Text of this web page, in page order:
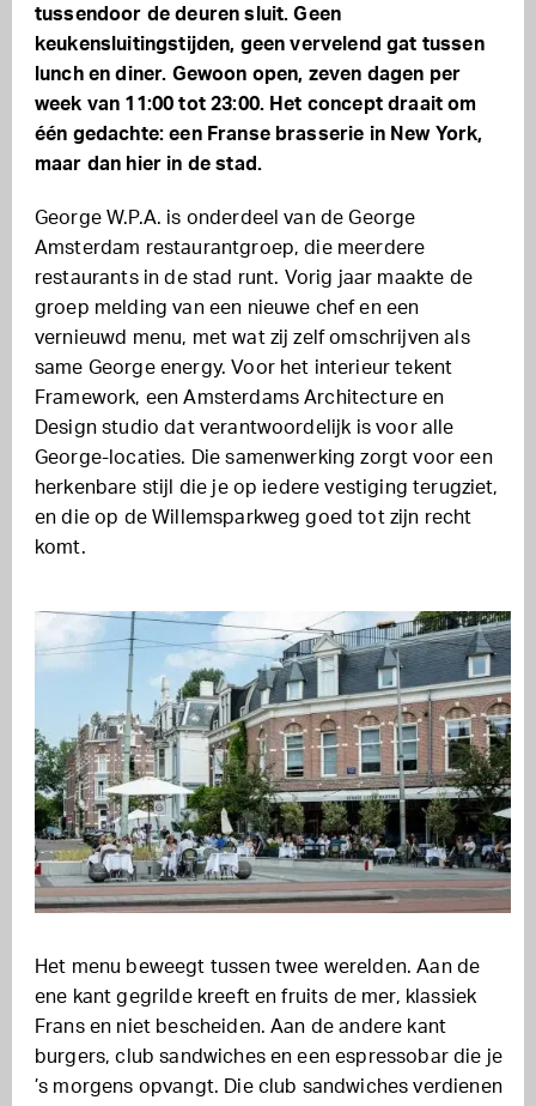
tussendoor de deuren sluit. Geen
keukensluitingstijden, geen vervelend gat tussen
lunch en diner. Gewoon open, zeven dagen per
week van 11:00 tot 23:00. Het concept draait om
één gedachte: een Franse brasserie in New York,
maar dan hier in de stad.
George W.P.A. is onderdeel van de George
Amsterdam restaurantgroep, die meerdere
restaurants in de stad runt. Vorig jaar maakte de
groep melding van een nieuwe chef en een
vernieuwd menu, met wat zij zelf omschrijven als
same George energy. Voor het interieur tekent
Framework, een Amsterdams Architecture en
Design studio dat verantwoordelijk is voor alle
George-locaties. Die samenwerking zorgt voor een
herkenbare stijl die je op iedere vestiging terugziet,
en die op de Willemsparkweg goed tot zijn recht
komt.
Het menu beweegt tussen twee werelden. Aan de
ene kant gegrilde kreeft en fruits de mer, klassiek
Frans en niet bescheiden. Aan de andere kant
burgers, club sandwiches en een espressobar die je
’s morgens opvangt. Die club sandwiches verdienen